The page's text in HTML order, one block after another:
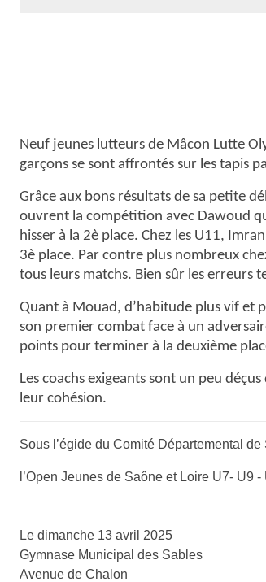
Neuf jeunes lutteurs de Mâcon Lutte
garçons se sont affrontés sur les tapis
Grâce aux bons résultats de sa petite
ouvrent la compétition avec Dawoud
hisser à la 2è place. Chez les U11,
3è place. Par contre plus nombreux
tous leurs matchs. Bien sûr les erreurs
Quant à Mouad, d’habitude plus vif et
son premier combat face à un
points pour terminer à la deuxième
Les coachs exigeants sont un peu
leur cohésion.
Sous l’égide du Comité Départemental
l’Open Jeunes de Saône et Loire U7- U9
Le dimanche 13 avril 2025
Gymnase Municipal des Sables
Avenue de Chalon